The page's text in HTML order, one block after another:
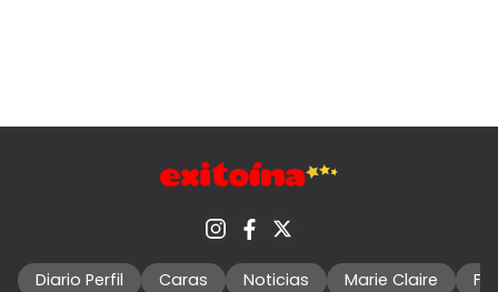
Diario Perfil Caras Noticias Marie Claire